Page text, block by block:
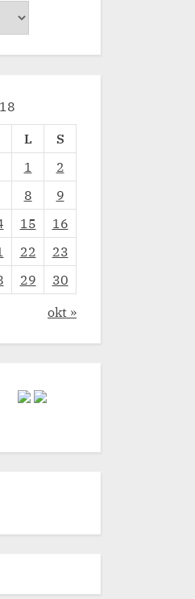
L
S
1
2
8
9
15
16
22
23
29
30
okt »